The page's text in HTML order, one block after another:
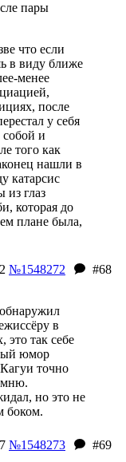
пары
что если
в виду ближе
менее
после
у себя
собой и
того как
нашли в
катарсис
из глаз
которая до
плане была,
№1548272
#68
в
это так себе
юмор
точно
но это не
боком.
№1548273 #69